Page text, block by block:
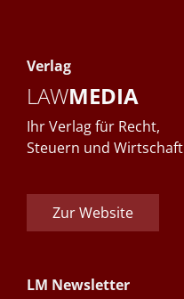
Verlag
LAWMEDIA
Ihr Verlag für Recht,
Steuern und Wirtschaft
Zur Website
LM Newsletter